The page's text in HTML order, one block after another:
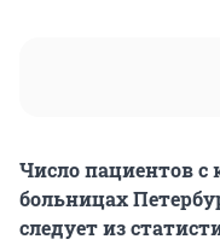
Число пациентов
больницах
следует из